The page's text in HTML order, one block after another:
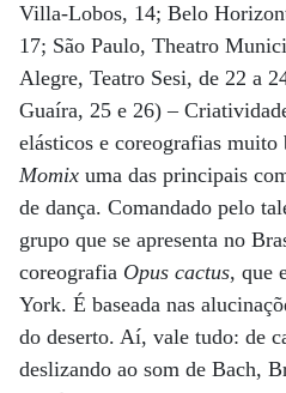
Villa-Lobos, 14; Belo
17; São Paulo, Theatro
Alegre, Teatro Sesi, de 22 a
Guaíra, 25 e 26) –
elásticos e coreografias muito
Momix uma das principais
de dança. Comandado pelo
grupo que se apresenta no
coreografia Opus cactus, que
York. É baseada nas
do deserto. Aí, vale tudo: de
deslizando ao som de Bach,